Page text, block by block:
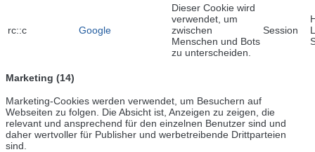
rc::c Google
Dieser Cookie wird
verwendet, um
zwischen
Menschen und Bots
zu unterscheiden.
Session
Marketing (14)
Marketing-Cookies werden verwendet, um Besuchern auf
Webseiten zu folgen. Die Absicht ist, Anzeigen zu zeigen, die
relevant und ansprechend für den einzelnen Benutzer sind und
daher wertvoller für Publisher und werbetreibende Drittparteien
sind.